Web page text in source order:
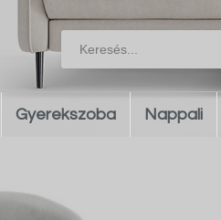
Gyerekszoba Nappali